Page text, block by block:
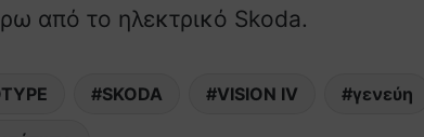
από το ηλεκτρικό Skoda.
SKODA VISION IV γενεύη